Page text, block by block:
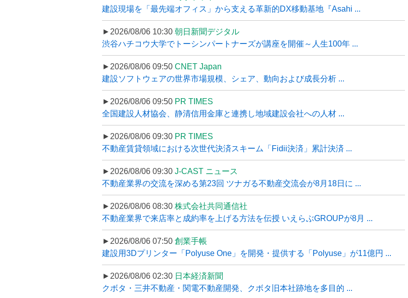
建設現場を「最先端オフィス」から支える革新的DX移動基地『Asahi ...
►2026/08/06 10:30 朝日新聞デジタル
渋谷ハチコウ大学でトーシンパートナーズが講座を開催～人生100年 ...
►2026/08/06 09:50 CNET Japan
建設ソフトウェアの世界市場規模、シェア、動向および成長分析 ...
►2026/08/06 09:50 PR TIMES
全国建設人材協会、静清信用金庫と連携し地域建設会社への人材 ...
►2026/08/06 09:30 PR TIMES
不動産賃貸領域における次世代決済スキーム「Fidii決済」累計決済 ...
►2026/08/06 09:30 J-CAST ニュース
不動産業界の交流を深める第23回 ツナガる不動産交流会が8月18日に ...
►2026/08/06 08:30 株式会社共同通信社
不動産業界で来店率と成約率を上げる方法を伝授 いえらぶGROUPが8月 ...
►2026/08/06 07:50 創業手帳
建設用3Dプリンター「Polyuse One」を開発・提供する「Polyuse」が11億円 ...
►2026/08/06 02:30 日本経済新聞
クボタ・三井不動産・関電不動産開発、クボタ旧本社跡地を多目的 ...